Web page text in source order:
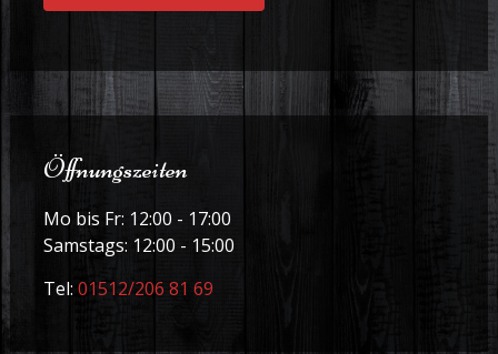
Öffnungszeiten
Mo bis Fr: 12:00 - 17:00
Samstags: 12:00 - 15:00
Tel: 01512/206 81 69